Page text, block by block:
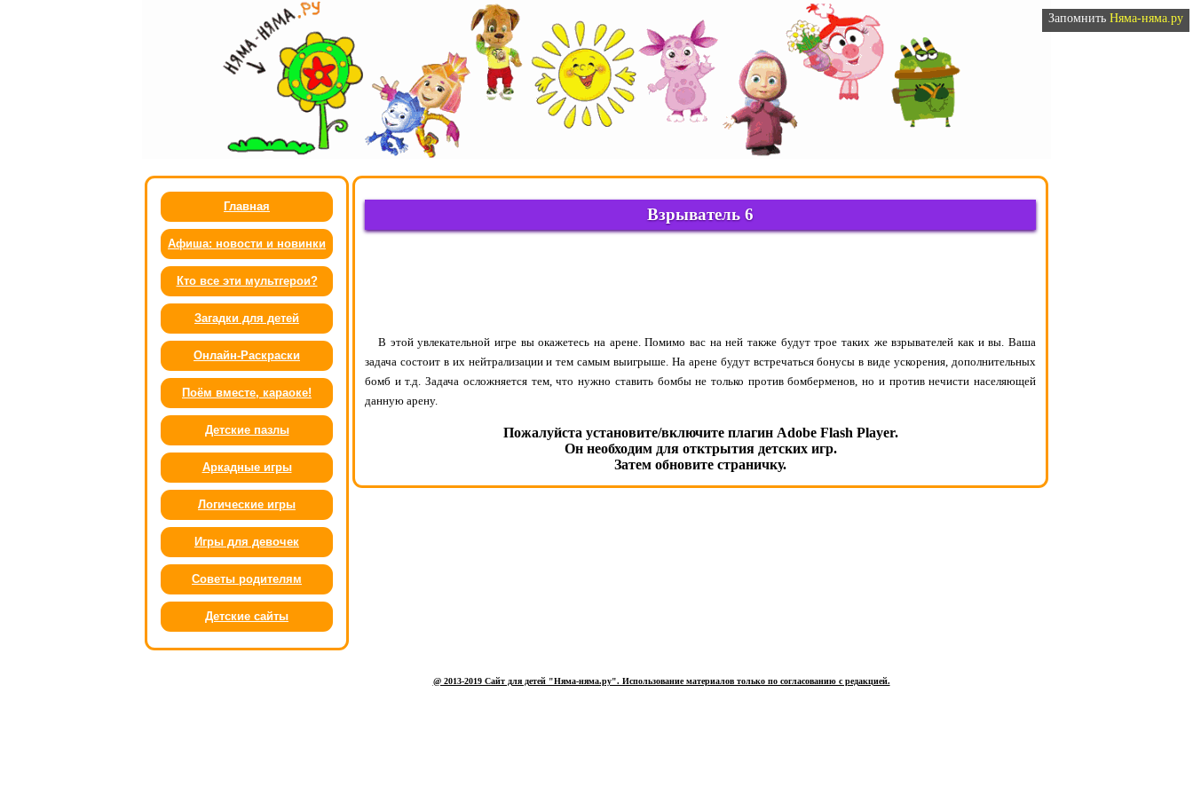
Запомнить Няма-няма.ру
Главная
Афиша: новости и новинки
Кто все эти мультгерои?
Загадки для детей
Онлайн-Раскраски
Поём вместе, караоке!
Детские пазлы
Аркадные игры
Логические игры
Игры для девочек
Советы родителям
Детские сайты
Взрыватель 6
В этой увлекательной игре вы окажетесь на арене. Помимо вас на ней также будут трое таких же взрывателей как и вы. Ваша
задача состоит в их нейтрализации и тем самым выигрыше. На арене будут встречаться бонусы в виде ускорения, дополнительных
бомб и т.д. Задача осложняется тем, что нужно ставить бомбы не только против бомберменов, но и против нечисти населяющей
данную арену.
Пожалуйста установите/включите плагин Adobe Flash Player.
Он необходим для отктрытия детских игр.
Затем обновите страничку.
@ 2013-2019 Сайт для детей "Няма-няма.ру". Использование материалов только по согласованию с редакцией.